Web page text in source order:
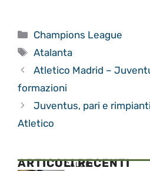
Categorie
Champions League
Tag
Atalanta
Atletico Madrid –
formazioni
Juventus, pari e
Atletico
ARTICOLI RECENTI
CALCIO